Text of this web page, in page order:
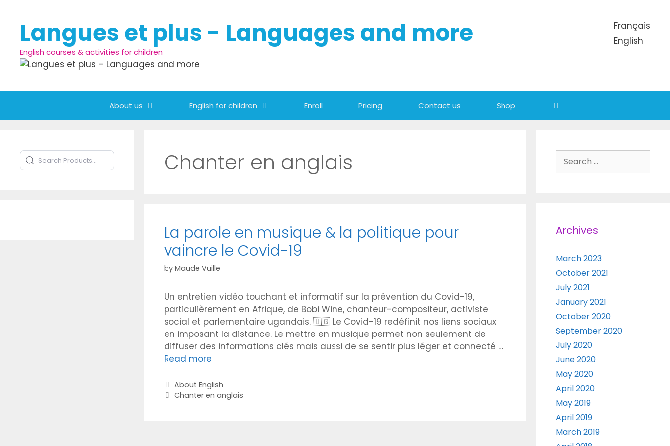
Français
English
Langues et plus - Languages and more
English courses & activities for children
About us English for children Enroll Pricing Contact us Shop
Chanter en anglais
La parole en musique & la politique pour
vaincre le Covid-19
by Maude Vuille
Un entretien vidéo touchant et informatif sur la prévention du Covid-19,
particulièrement en Afrique, de Bobi Wine, chanteur-compositeur, activiste
social et parlementaire ugandais. 🇺🇬 Le Covid-19 redéfinit nos liens sociaux
en imposant la distance. Le mettre en musique permet non seulement de
diffuser des informations clés mais aussi de se sentir plus léger et connecté …
Read more
Categories
About English
Tags
Chanter en anglais
Search Products
Type to search products Search for:
Archives
March 2023
October 2021
July 2021
January 2021
October 2020
September 2020
July 2020
June 2020
May 2020
April 2020
May 2019
April 2019
March 2019